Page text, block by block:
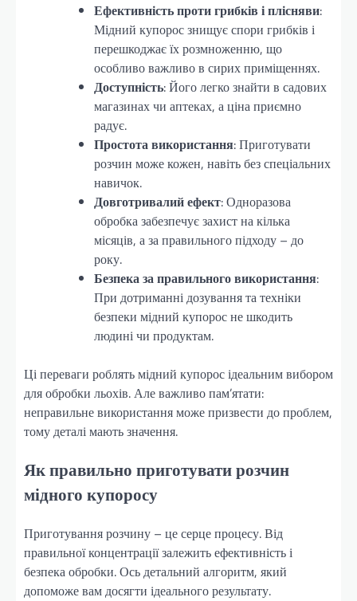
Ефективність проти грибків і плісняви:
Мідний купорос знищує спори грибків і
перешкоджає їх розмноженню, що
особливо важливо в сирих приміщеннях.
Доступність: Його легко знайти в садових
магазинах чи аптеках, а ціна приємно
радує.
Простота використання: Приготувати
розчин може кожен, навіть без спеціальних
навичок.
Довготривалий ефект: Одноразова
обробка забезпечує захист на кілька
місяців, а за правильного підходу – до
року.
Безпека за правильного використання:
При дотриманні дозування та техніки
безпеки мідний купорос не шкодить
людині чи продуктам.
Ці переваги роблять мідний купорос ідеальним вибором
для обробки льохів. Але важливо пам’ятати:
неправильне використання може призвести до проблем,
тому деталі мають значення.
Як правильно приготувати розчин
мідного купоросу
Приготування розчину – це серце процесу. Від
правильної концентрації залежить ефективність і
безпека обробки. Ось детальний алгоритм, який
допоможе вам досягти ідеального результату.